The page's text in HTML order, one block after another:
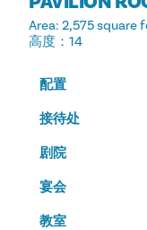
Area: 2,575 square
高度 ：14
配置
接待处
剧院
宴会
教室